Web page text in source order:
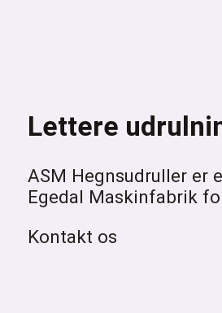
Lettere
ASM Hegnsudruller
Egedal Maskinfabrik
Kontakt os